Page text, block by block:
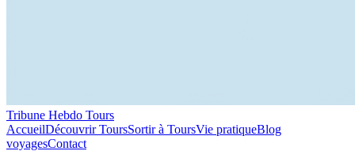
Tribune Hebdo Tours
AccueilDécouvrir ToursSortir à ToursVie pratiqueBlog
voyagesContact